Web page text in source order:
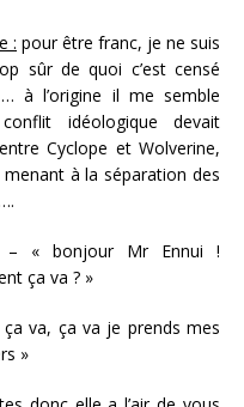
: pour être franc, je ne suis
sûr de quoi c’est censé
à l’origine il me semble
conflit idéologique devait
Cyclope et Wolverine,
à la séparation des
– « bonjour Mr Ennui !
ça va ? »
va, ça va je prends mes
»